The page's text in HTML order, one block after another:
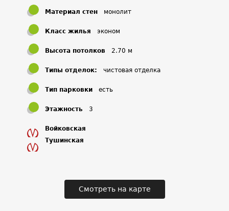
Материал стен монолит
Класс жилья эконом
Высота потолков 2.70 м
Типы отделок: чистовая отделка
Тип парковки есть
Этажность 3
Войковская
Тушинская
Смотреть на карте